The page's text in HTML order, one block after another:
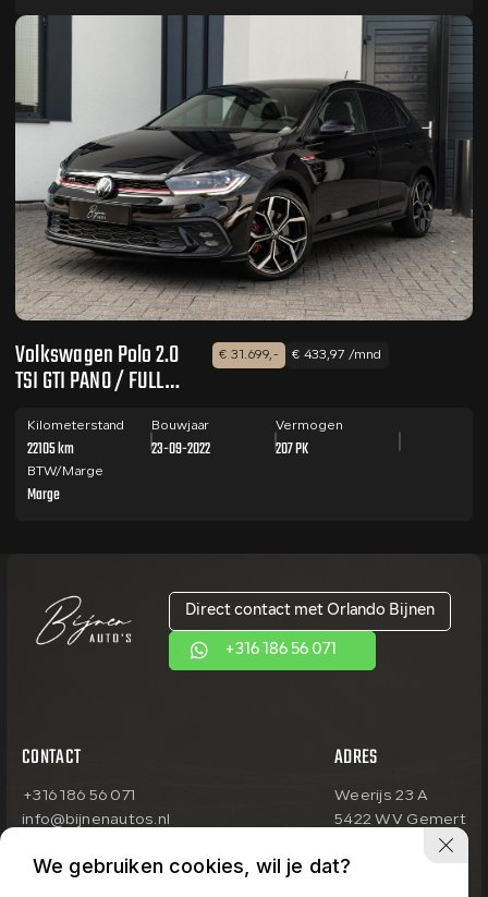
Volkswagen Polo 2.0
TSI GTI PANO / FULL
€ 31.699,- € 433,97 /mnd
Kilometerstand
22105 km
Bouwjaar
23-09-2022
Vermogen
207 PK
BTW/Marge
Marge
Direct contact met Orlando Bijnen
+316 186 56 071
CONTACT
+316 186 56 071
info@bijnenautos.nl
ADRES
Weerijs 23 A
5422 WV Gemert
We gebruiken cookies, wil je dat?